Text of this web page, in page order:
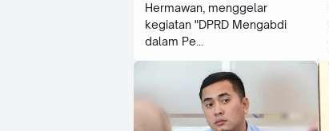
Hermawan, menggelar
kegiatan "DPRD Mengabdi
dalam Pe